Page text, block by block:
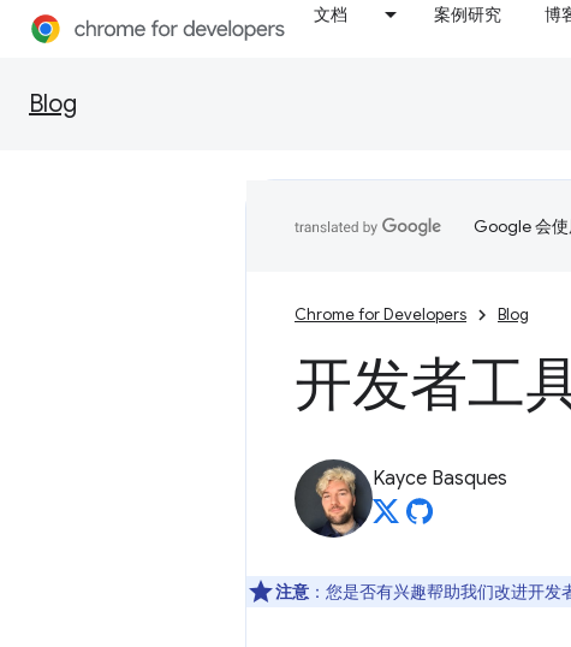
文档 案例研究 博
Blog
Google 会使
Chrome for Developers Blog
开发者工
Kayce Basques
注意 ：您是否有兴趣帮助我们改进开发